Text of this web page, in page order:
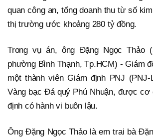
quan công an, tổng doanh thu từ số
thị trường ước khoảng 280 tỷ đồng.
Trong vụ án, ông Đặng Ngọc Thảo
phường Bình Thạnh, Tp.HCM) - Giám
một thành viên Giám định PNJ (PNJ-
Vàng bạc Đá quý Phú Nhuận, được cơ
định có hành vi buôn lậu.
Ông Đặng Ngọc Thảo là em trai bà